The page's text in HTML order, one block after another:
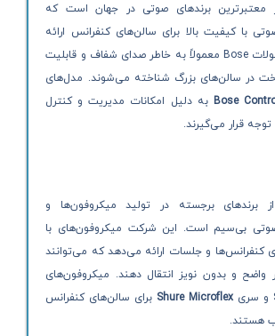
معتبرترین برندهای صوتی در جهان است که
با کیفیت بالا برای سالن‌های کنفرانس ارائه
می‌دهد. محصولات Bose معمولاً به خاطر صدای شفاف و قابلیت
در سالن‌های بزرگ شناخته می‌شوند. مدل‌های
Bose به دلیل امکانات مدیریت و کنترل
قرار می‌گیرند.
برندهای برجسته در تولید میکروفون‌ها و
بی‌سیم است. این شرکت میکروفون‌های با
کنفرانس‌ها و جلسات ارائه می‌دهد که می‌توانند
واضح و بدون نویز انتقال دهند. میکروفون‌های
Shure Microflex برای سالن‌های کنفرانس
هستند.